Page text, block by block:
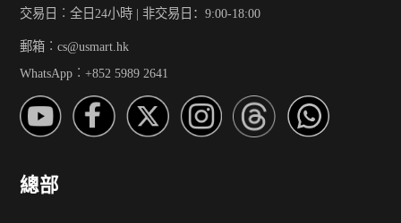
交易日︰全日24小時 | 非交易日：9:00-18:00
郵箱︰cs@usmart.hk
WhatsApp︰+852 5989 2641
總部